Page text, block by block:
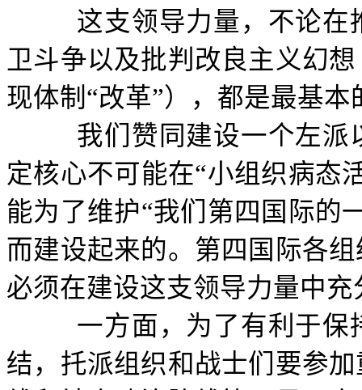
这支领导力量，不论在
卫斗争以及批判改良主义幻
现体制“改革”），都是最基本
我们赞同建设一个左派
定核心不可能在“小组织病态
能为了维护“我们第四国际的
而建设起来的。第四国际各
必须在建设这支领导力量中
一方面，为了有利于保
结，托派组织和战士们要参